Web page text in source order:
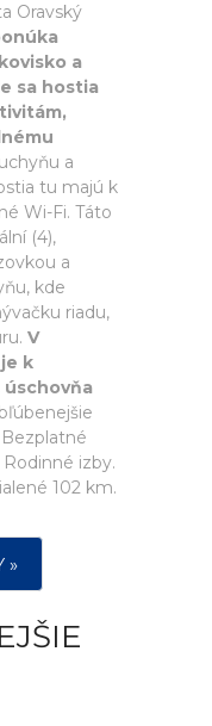
Oravský
a
sa hostia
a
tu majú k
Wi-Fi. Táto
(4),
a
kde
riadu,
V
k
izby.
102 km.
»